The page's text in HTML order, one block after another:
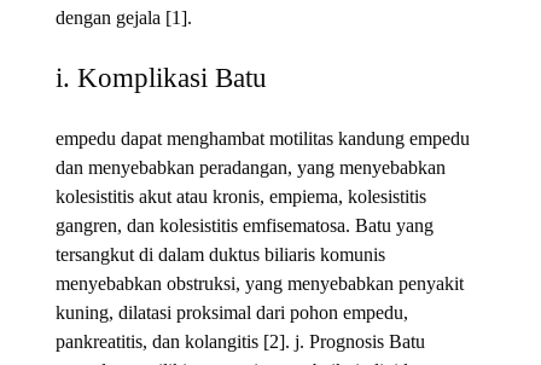
dengan gejala [1].
i. Komplikasi Batu
empedu dapat menghambat motilitas kandung empedu
dan menyebabkan peradangan, yang menyebabkan
kolesistitis akut atau kronis, empiema, kolesistitis
gangren, dan kolesistitis emfisematosa. Batu yang
tersangkut di dalam duktus biliaris komunis
menyebabkan obstruksi, yang menyebabkan penyakit
kuning, dilatasi proksimal dari pohon empedu,
pankreatitis, dan kolangitis [2]. j. Prognosis Batu